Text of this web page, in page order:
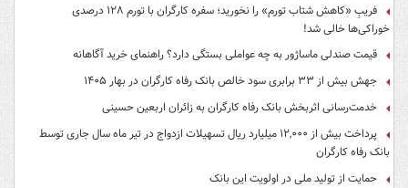
فریبِ «کاهش شتاب تورم» را نخورید؛ سفره کارگران با تورم ۱۲۸ درصدی
خوراکی‌ها خالی شد!
قیمت صندلی ماساژور به چه عواملی بستگی دارد؟ راهنمای خرید آگاهانه
جهش بیش از ۳۳ برابری سود خالص بانک رفاه کارگران در بهار ۱۴۰۵
خدمت‌رسانی اثربخش بانک رفاه کارگران به زائران اربعین حسینی
پرداخت بیش از ۱۲,۰۰۰ میلیارد ریال تسهیلات ازدواج در تیر ماه سال جاری توسط
بانک رفاه کارگران
حمایت از تولید ملی در اولویت این بانک